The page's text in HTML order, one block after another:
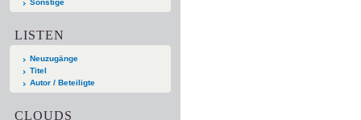
Sonstige
LISTEN
Neuzugänge
Titel
Autor / Beteiligte
CLOUDS